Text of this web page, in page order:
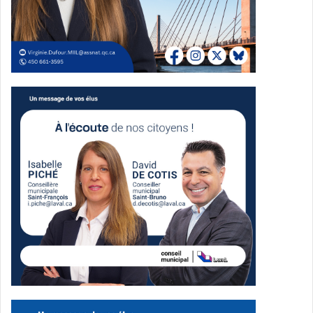
aquatique de Laval le 22 décembre.
Centres communautaires
Dans différents centres communautaires, la
telles que des ateliers Kapla, de cirque, de percussions,
des expériences scientifiques, ainsi que des animations
ludiques. Des activités sportives comme le basketball, le
futsal, le pickleball, le badminton, le soccer en bulles et le
tag à l’arc sont également prévues.
Offre culturelle
Les Bibliothèques de Laval prolongent la durée des prêts
afin de permettre aux usagers de profiter plus longtemps
des livres, films et jeux de société empruntés durant les
vacances. Des ressources numériques sont aussi
accessibles, incluant une nouvelle plateforme consacrée